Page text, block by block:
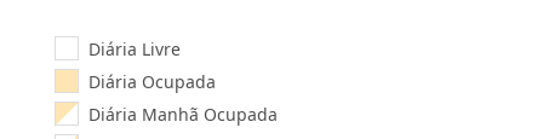
Diária Livre
Diária Ocupada
Diária Manhã Ocupada